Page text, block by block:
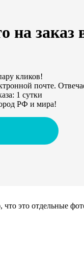
на заказ
кликов!
почте.
1 сутки
РФ и мира!
что это отдельные